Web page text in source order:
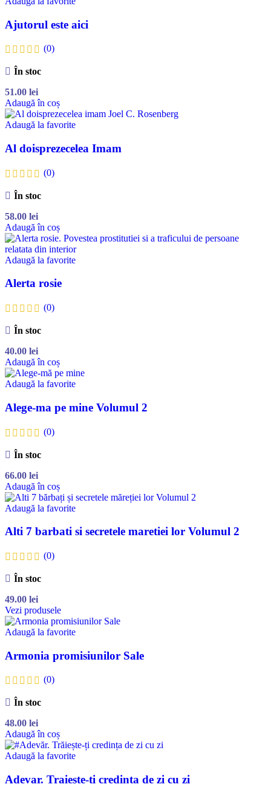
Ajutorul este aici
(0)
În stoc
51.00 lei
Adaugă în coș
Adaugă la favorite
Al doisprezecelea Imam
(0)
În stoc
58.00 lei
Adaugă în coș
Adaugă la favorite
Alerta rosie
(0)
În stoc
40.00 lei
Adaugă în coș
Adaugă la favorite
Alege-ma pe mine Volumul 2
(0)
În stoc
66.00 lei
Adaugă în coș
Adaugă la favorite
Alti 7 barbati si secretele maretiei lor Volumul 2
(0)
În stoc
49.00 lei
Vezi produsele
Adaugă la favorite
Armonia promisiunilor Sale
(0)
În stoc
48.00 lei
Adaugă în coș
Adaugă la favorite
Adevar. Traieste-ti credinta de zi cu zi